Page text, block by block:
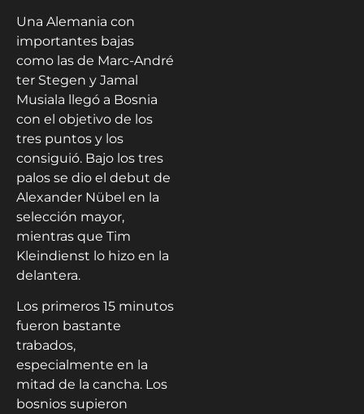
Una Alemania con
importantes bajas
como las de Marc-André
ter Stegen y Jamal
Musiala llegó a Bosnia
con el objetivo de los
tres puntos y los
consiguió. Bajo los tres
palos se dio el debut de
Alexander Nübel en la
selección mayor,
mientras que Tim
Kleindienst lo hizo en la
delantera.
Los primeros 15 minutos
fueron bastante
trabados,
especialmente en la
mitad de la cancha. Los
bosnios supieron